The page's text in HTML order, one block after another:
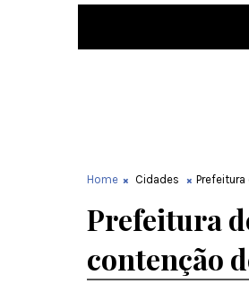
Home Cidades
Prefeitura
contenção